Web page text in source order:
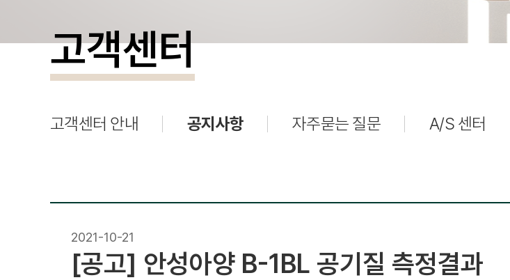
고객센터
고객센터 안내 공지사항 자주묻는 질문 A/S 센터
2021-10-21
[공고] 안성아양 B-1BL 공기질 측정결과